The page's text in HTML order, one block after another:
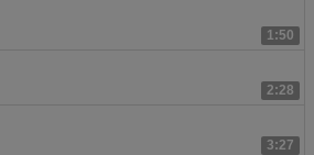
1:50
2:28
3:27